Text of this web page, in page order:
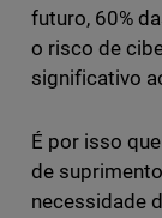
futuro, 60%
o risco de
significativo
É por isso
de
necessidade